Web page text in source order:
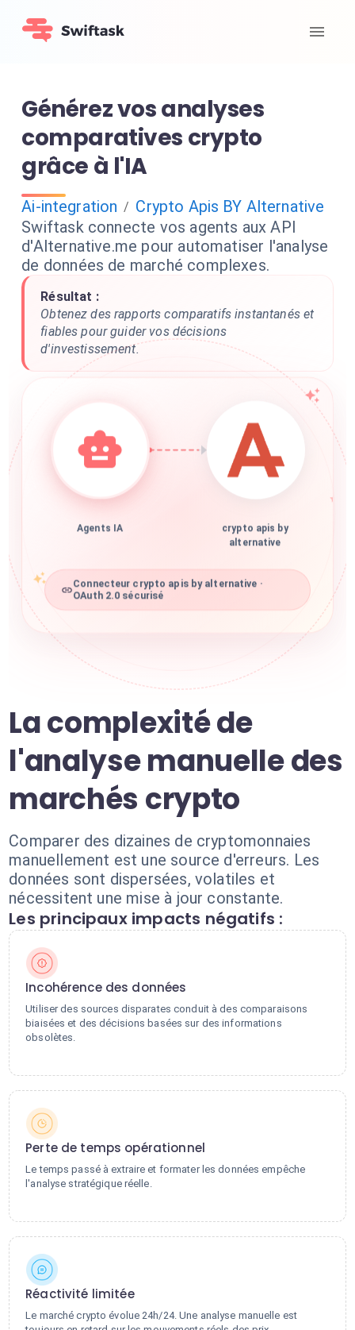
Générez vos analyses
comparatives crypto
grâce à l'IA
Ai-integration / Crypto Apis BY Alternative
Swiftask connecte vos agents aux API
d'Alternative.me pour automatiser l'analyse
de données de marché complexes.
Résultat :
Obtenez des rapports comparatifs instantanés et
fiables pour guider vos décisions
d'investissement.
Agents IA
crypto apis by
alternative
Connecteur crypto apis by alternative ·
OAuth 2.0 sécurisé
La complexité de
l'analyse manuelle des
marchés crypto
Comparer des dizaines de cryptomonnaies
manuellement est une source d'erreurs. Les
données sont dispersées, volatiles et
nécessitent une mise à jour constante.
Les principaux impacts négatifs :
Incohérence des données
Utiliser des sources disparates conduit à des comparaisons
biaisées et des décisions basées sur des informations
obsolètes.
Perte de temps opérationnel
Le temps passé à extraire et formater les données empêche
l'analyse stratégique réelle.
Réactivité limitée
Le marché crypto évolue 24h/24. Une analyse manuelle est